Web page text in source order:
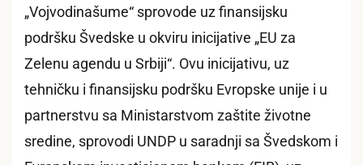
„Vojvodinašume“ sprovode uz finansijsku
podršku Švedske u okviru inicijative „EU za
Zelenu agendu u Srbiji“. Ovu inicijativu, uz
tehničku i finansijsku podršku Evropske unije i u
partnerstvu sa Ministarstvom zaštite životne
sredine, sprovodi UNDP u saradnji sa Švedskom i